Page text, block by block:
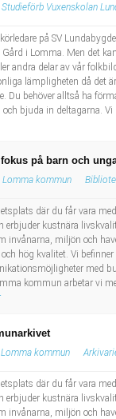
design
arbete
arbete
renhållning
Tidningsdistributör
Vårdadmin/
m.fl.
grundutbildad
Studieförb Vuxenskolan
på SV
Gård i Lomma. Men det
andra delar av vår
lämpligheten då det
Du behöver alltså ha
bjuda in deltagarna.
på barn och
Lomma kommun
där du får vara
erbjuder kustnära
invånarna, miljön och
hög kvalitet. Vi
med
kommun arbetar vi
Lomma kommun
där du får vara
erbjuder kustnära
invånarna, miljön och